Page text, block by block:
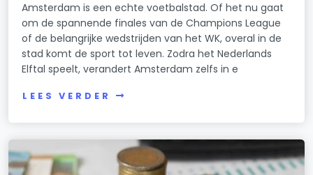
Amsterdam is een echte voetbalstad. Of het nu gaat
om de spannende finales van de Champions League
of de belangrijke wedstrijden van het WK, overal in de
stad komt de sport tot leven. Zodra het Nederlands
Elftal speelt, verandert Amsterdam zelfs in e
LEES VERDER